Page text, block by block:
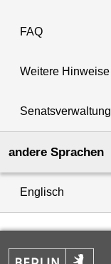
FAQ
Weitere Hinweise
Senatsverwaltung
andere Sprachen
Englisch